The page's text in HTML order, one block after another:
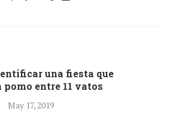
una fiesta que
entre 11 vatos
May 17, 2019